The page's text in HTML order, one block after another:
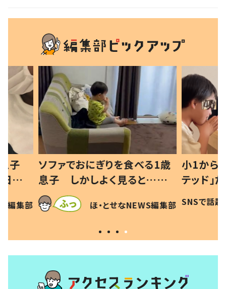
1歳
…母
現行
編集部
小1から不登校、息子は「ギフ
テッド」だった 父が“ウチ給
食”を作り続ける理由とは #令
和の親 #令和の子
SNSで話題 ほ・とせなNEWS編集部
ひ孫に
が、抱
に「涙
方ない」